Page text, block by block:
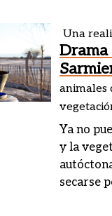
Chirino
del Canal
propio
Drama
Una
animales
Ya no
y la
secarse